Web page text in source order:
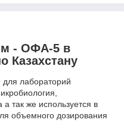
- ОФА-5 в
Казахстану
лабораторий
так же используется в
объемного дозирования